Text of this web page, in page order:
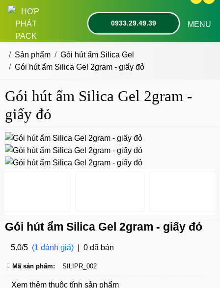
0933.29.49.39 MENU
Sản phẩm
Gói hút ẩm Silica Gel
Gói hút ẩm Silica Gel 2gram - giấy đỏ
Gói hút ẩm Silica Gel 2gram -
giấy đỏ
Gói hút ẩm Silica Gel 2gram - giấy đỏ
5.0/5 (1 đánh giá) 0 đã bán
Mã sản phẩm: SILIPR_002
Xem thêm thuộc tính sản phẩm